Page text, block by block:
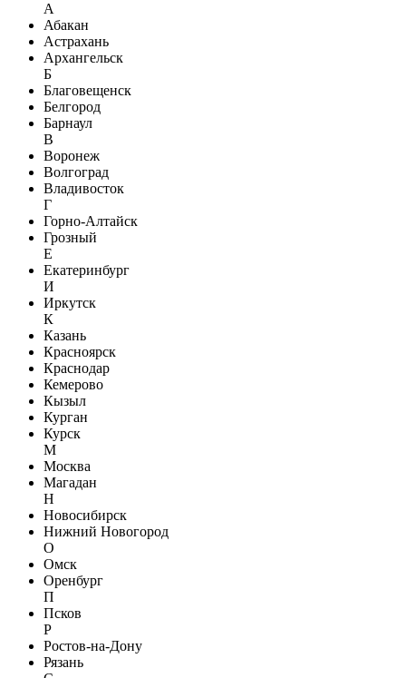
А
Абакан
Астрахань
Архангельск
Б
Благовещенск
Белгород
Барнаул
В
Воронеж
Волгоград
Владивосток
Г
Горно-Алтайск
Грозный
Е
Екатеринбург
И
Иркутск
К
Казань
Красноярск
Краснодар
Кемерово
Кызыл
Курган
Курск
М
Москва
Магадан
Н
Новосибирск
Нижний Новогород
О
Омск
Оренбург
П
Псков
Р
Ростов-на-Дону
Рязань